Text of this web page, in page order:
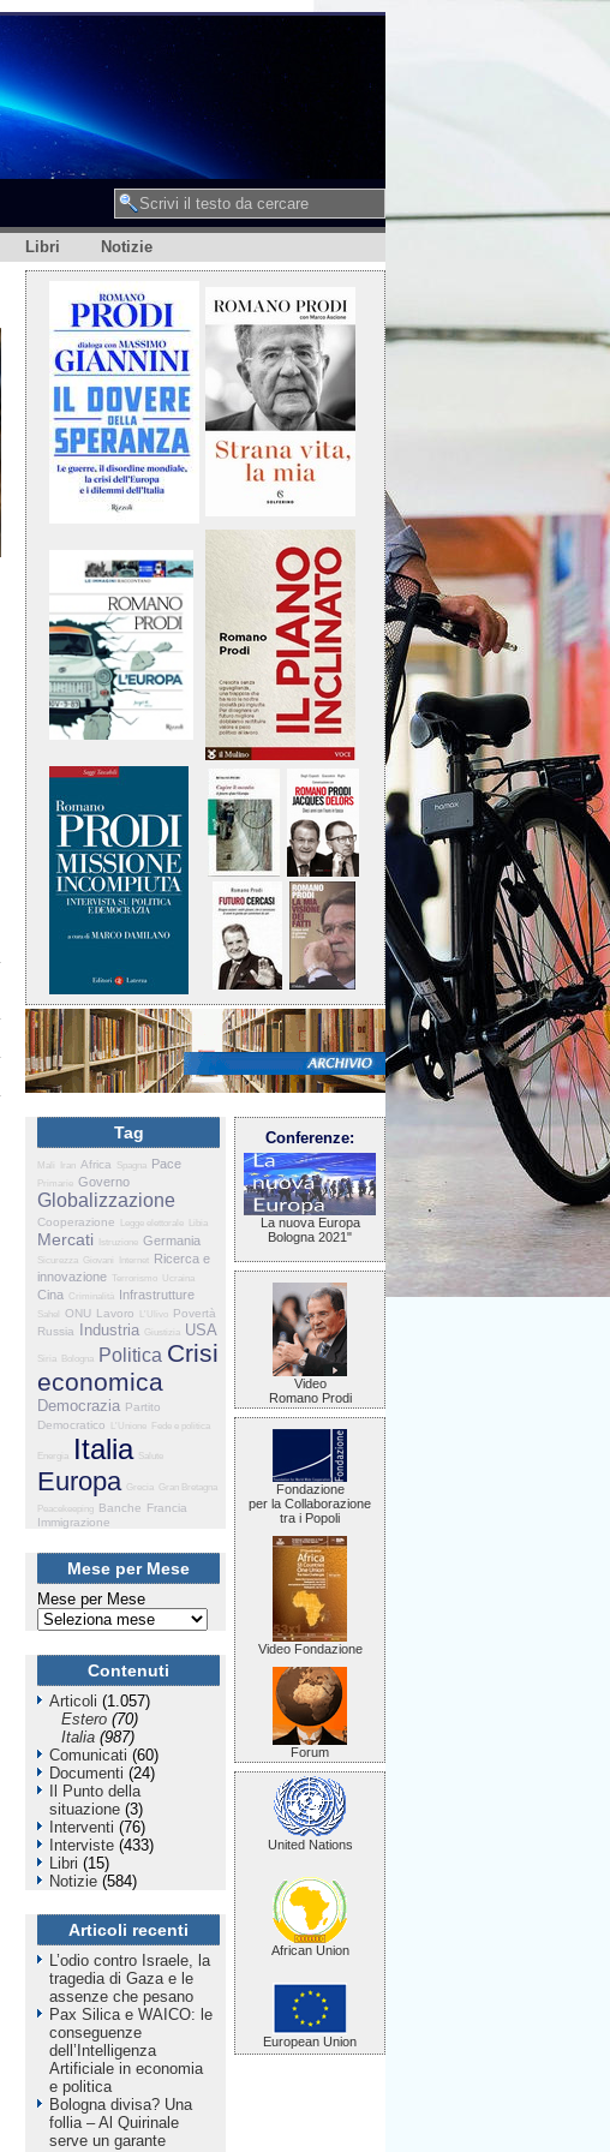
Libri Notizie
Tag
Mali Iran Africa Spagna Pace
Primarie Governo
Globalizzazione
Cooperazione Legge elettorale Libia
Mercati Istruzione Germania
Sicurezza Giovani Internet Ricerca e
innovazione
Terrorismo Ucraina
Cina Criminalità Infrastrutture
Sahel ONU Lavoro L'Ulivo Povertà
Russia
Industria Giustizia USA
Siria Bologna Politica Crisi
economica
Democrazia Partito
Democratico
L'Unione Fede e politica
Energia Italia Salute
Europa Grecia
Gran Bretagna
Peacekeeping Banche Francia
Immigrazione
Mese per Mese
Mese per Mese
Contenuti
Articoli (1.057)
Estero (70)
Italia (987)
Comunicati (60)
Documenti (24)
Il Punto della
situazione (3)
Interventi (76)
Interviste (433)
Libri (15)
Notizie (584)
Articoli recenti
L’odio contro Israele, la
tragedia di Gaza e le
assenze che pesano
Pax Silica e WAICO: le
conseguenze
dell’Intelligenza
Artificiale in economia
e politica
Bologna divisa? Una
follia – Al Quirinale
serve un garante
Conferenze:
La nuova Europa
Bologna 2021"
Video
Romano Prodi
Fondazione
per la Collaborazione
tra i Popoli
Video Fondazione
Forum
United Nations
African Union
European Union